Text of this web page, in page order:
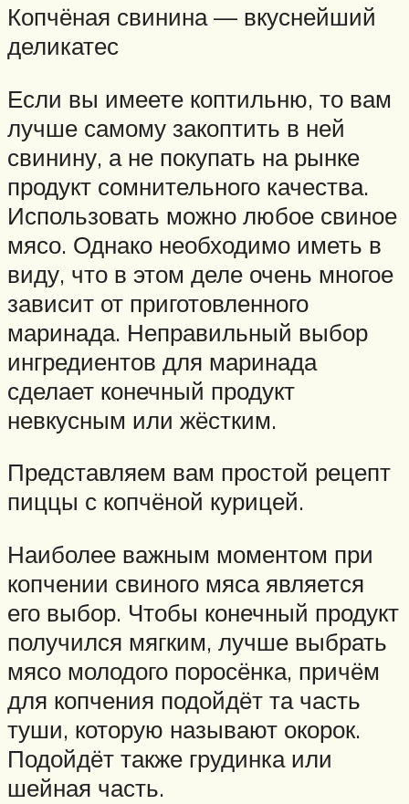
Копчёная свинина — вкуснейший
деликатес
Если вы имеете коптильню, то вам
лучше самому закоптить в ней
свинину, а не покупать на рынке
продукт сомнительного качества.
Использовать можно любое свиное
мясо. Однако необходимо иметь в
виду, что в этом деле очень многое
зависит от приготовленного
маринада. Неправильный выбор
ингредиентов для маринада
сделает конечный продукт
невкусным или жёстким.
Представляем вам простой рецепт
пиццы с копчёной курицей.
Наиболее важным моментом при
копчении свиного мяса является
его выбор. Чтобы конечный продукт
получился мягким, лучше выбрать
мясо молодого поросёнка, причём
для копчения подойдёт та часть
туши, которую называют окорок.
Подойдёт также грудинка или
шейная часть.